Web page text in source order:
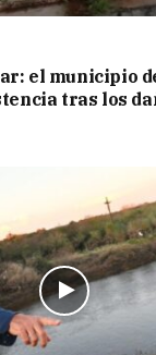
el municipio
tras los